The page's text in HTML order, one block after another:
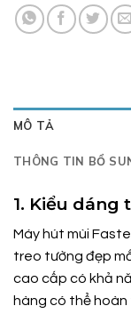
MÔ TẢ
THÔNG TIN BỔ
1. Kiểu dáng
Máy hút mùi
treo tường đẹp
cao cấp có khả
hàng có thể